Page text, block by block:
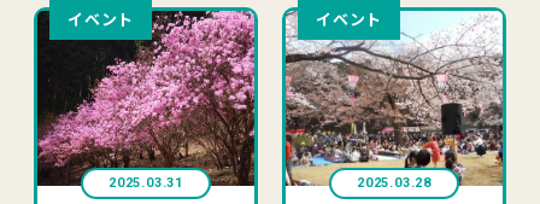
イベント
2025.03.31
イベント
2025.03.28